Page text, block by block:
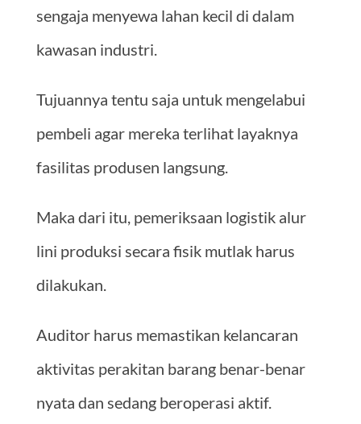
sengaja menyewa lahan kecil di dalam
kawasan industri.
Tujuannya tentu saja untuk mengelabui
pembeli agar mereka terlihat layaknya
fasilitas produsen langsung.
Maka dari itu, pemeriksaan logistik alur
lini produksi secara fisik mutlak harus
dilakukan.
Auditor harus memastikan kelancaran
aktivitas perakitan barang benar-benar
nyata dan sedang beroperasi aktif.